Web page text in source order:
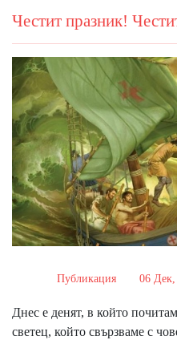
Честит празник!
Публикация 06
Днес е денят, в който
светец, който свързваме с